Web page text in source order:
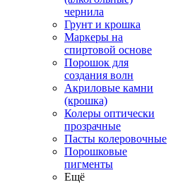
чернила
Грунт и крошка
Маркеры на
спиртовой основе
Порошок для
создания волн
Акриловые камни
(крошка)
Колеры оптически
прозрачные
Пасты колеровочные
Порошковые
пигменты
Ещё